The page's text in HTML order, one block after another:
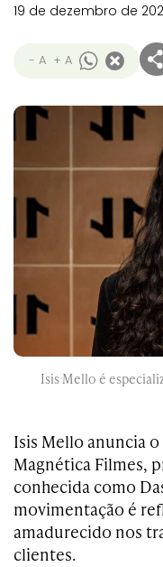
19 de dezembro de
- A + A
Isis Mello é
Isis Mello anuncia
Magnética Filmes,
conhecida como
movimentação é
amadurecido nos
clientes.